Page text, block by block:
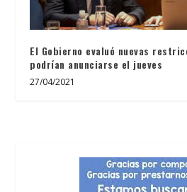
El Gobierno evaluó nuevas
podrían anunciarse el jueves
27/04/2021